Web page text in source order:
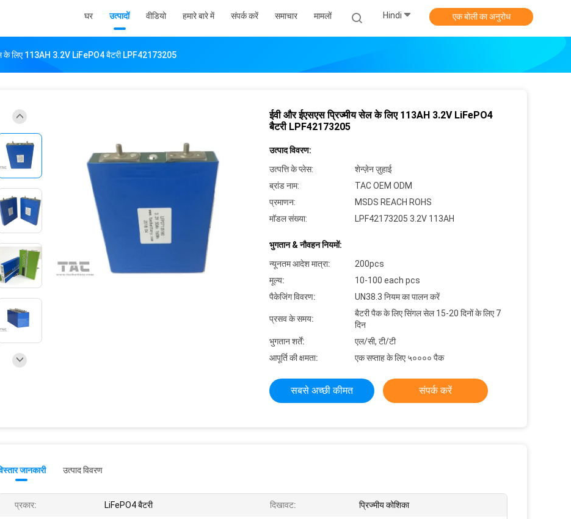
घर उत्पादों वीडियो हमारे बारे में संपर्क करें समाचार मामलों Hindi एक बोली का अनुरोध
के लिए 113AH 3.2V LiFePO4 बैटरी LPF42173205
ईवी और ईएसएस प्रिज्मीय सेल के लिए 113AH 3.2V LiFePO4
बैटरी LPF42173205
उत्पाद विवरण:
उत्पत्ति के प्लेस:
शेन्ज़ेन ज़ुहाई
ब्रांड नाम:
TAC OEM ODM
प्रमाणन:
MSDS REACH ROHS
मॉडल संख्या:
LPF42173205 3.2V 113AH
भुगतान & नौवहन नियमों:
न्यूनतम आदेश मात्रा:
200pcs
मूल्य:
10-100 each pcs
पैकेजिंग विवरण:
UN38.3 नियम का पालन करें
प्रसव के समय:
बैटरी पैक के लिए सिंगल सेल 15-20 दिनों के लिए 7
दिन
भुगतान शर्तें:
एल/सी, टी/टी
आपूर्ति की क्षमता:
एक सप्ताह के लिए ५०००० पैक
सबसे अच्छी कीमत संपर्क करें
जानकारी उत्पाद विवरण
प्रकार: LiFePO4 बैटरी दिखावट: प्रिज्मीय कोशिका